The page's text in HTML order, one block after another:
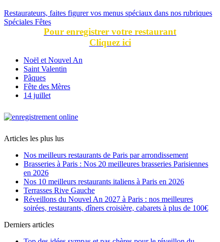
Restaurateurs, faites figurer vos menus spéciaux dans nos rubriques
Spéciales Fêtes
Pour enregistrer votre restaurant
Cliquez ici
Noël et Nouvel An
Saint Valentin
Pâques
Fête des Mères
14 juillet
Articles les plus lus
Nos meilleurs restaurants de Paris par arrondissement
Brasseries à Paris : Nos 20 meilleures brasseries Parisiennes
en 2026
Nos 10 meilleurs restaurants italiens à Paris en 2026
Terrasses Rive Gauche
Réveillons du Nouvel An 2027 à Paris : nos meilleures
soirées, restaurants, dîners croisière, cabarets à plus de 100€
Derniers articles